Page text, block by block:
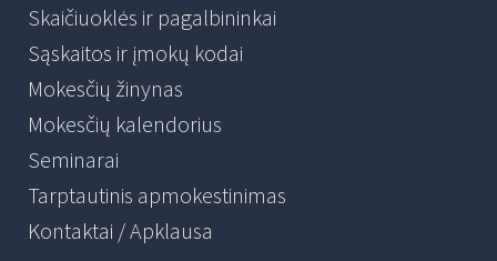
Skaičiuoklės ir pagalbininkai
Sąskaitos ir įmokų kodai
Mokesčių žinynas
Mokesčių kalendorius
Seminarai
Tarptautinis apmokestinimas
Kontaktai / Apklausa